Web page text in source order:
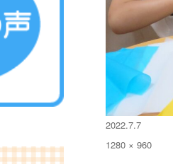
投
稿
2022.7.7
フ
1280 × 960